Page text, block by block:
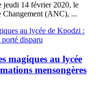
jeudi 14 février 2020, le
Changement (ANC), ...
magiques au lycée
mensongères